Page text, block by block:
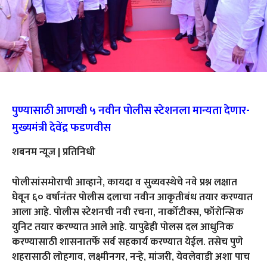
पुण्यासाठी आणखी ५ नवीन पोलीस स्टेशनला मान्यता देणार-
मुख्यमंत्री देवेंद्र फडणवीस
शबनम न्यूज | प्रतिनिधी
पोलीसांसमोराची आव्हाने, कायदा व सुव्यवस्थेचे नवे प्रश्न लक्षात
घेवून ६० वर्षानंतर पोलीस दलाचा नवीन आकृतीबंध तयार करण्यात
आला आहे. पोलीस स्टेशनची नवी रचना, नार्कोटीक्स, फॉरोन्सिक
युनिट तयार करण्यात आले आहे. यापुढेही पोलस दल आधुनिक
करण्यासाठी शासनातर्फे सर्व सहकार्य करण्यात येईल. तसेच पुणे
शहरासाठी लोहगाव, लक्ष्मीनगर, नऱ्हे, मांजरी, येवलेवाडी अशा पाच